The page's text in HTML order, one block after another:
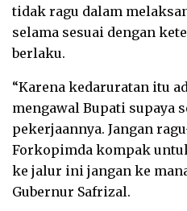
tidak ragu dalam
selama sesuai dengan
berlaku.
“Karena kedaruratan itu
mengawal Bupati supaya
pekerjaannya. Jangan
Forkopimda kompak
ke jalur ini jangan ke
Gubernur Safrizal.